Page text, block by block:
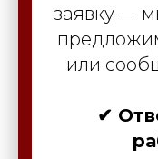
заявку —
или
✔